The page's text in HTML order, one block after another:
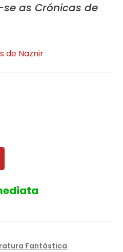
as Crónicas de
de Naznir
Fantástica